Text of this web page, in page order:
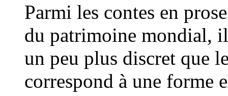
Parmi les contes en
du patrimoine mondial,
un peu plus discret que
correspond à une forme